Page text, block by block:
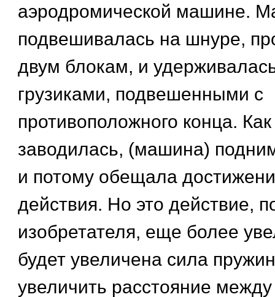
аэродромической машине.
подвешивалась на шнуре,
двум блокам, и
грузиками, подвешенными с
противоположного конца.
заводилась, (машина)
и потому обещала
действия. Но это действие,
изобретателя, еще более
будет увеличена сила
увеличить расстояние между